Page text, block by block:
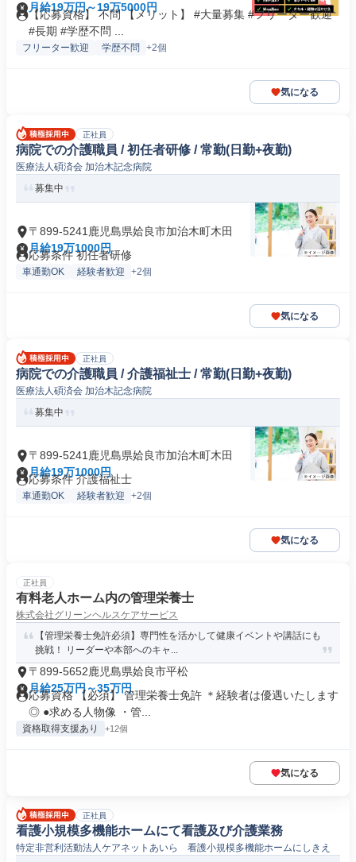
月給19万円～19万5000円
【応募資格】 不問 【メリット】 #大量募集 #フリーター歓迎
#長期 #学歴不問 ...
フリーター歓迎 学歴不問 +2個
気になる
正社員
病院での介護職員 / 初任者研修 / 常勤(日勤+夜勤)
医療法人碩済会 加治木記念病院
募集中
〒899-5241鹿児島県姶良市加治木町木田
月給19万1000円
応募条件 初任者研修
車通勤OK 経験者歓迎 +2個
気になる
正社員
病院での介護職員 / 介護福祉士 / 常勤(日勤+夜勤)
医療法人碩済会 加治木記念病院
募集中
〒899-5241鹿児島県姶良市加治木町木田
月給19万1000円
応募条件 介護福祉士
車通勤OK 経験者歓迎 +2個
気になる
正社員
有料老人ホーム内の管理栄養士
株式会社グリーンヘルスケアサービス
【管理栄養士免許必須】専門性を活かして健康イベントや講話にも
挑戦！ リーダーや本部へのキャ...
〒899-5652鹿児島県姶良市平松
月給25万円～35万円
応募資格 【必須】 管理栄養士免許 ＊経験者は優遇いたします
◎ ●求める人物像 ・管...
資格取得支援あり +12個
気になる
正社員
看護小規模多機能ホームにて看護及び介護業務
特定非営利活動法人ケアネットあいら 看護小規模多機能ホームにしきえ